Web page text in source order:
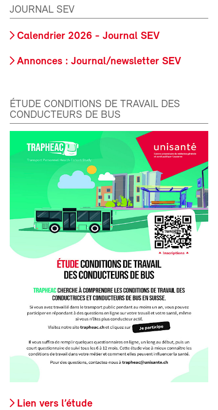
JOURNAL SEV
Calendrier 2026 - Journal SEV
Annonces : Journal/newsletter SEV
ÉTUDE CONDITIONS DE TRAVAIL DES
CONDUCTEURS DE BUS
Lien vers l’étude